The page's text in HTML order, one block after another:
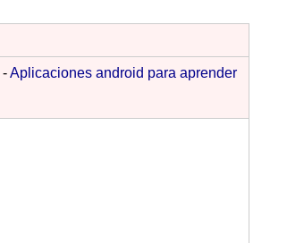
-Aplicaciones android para aprender